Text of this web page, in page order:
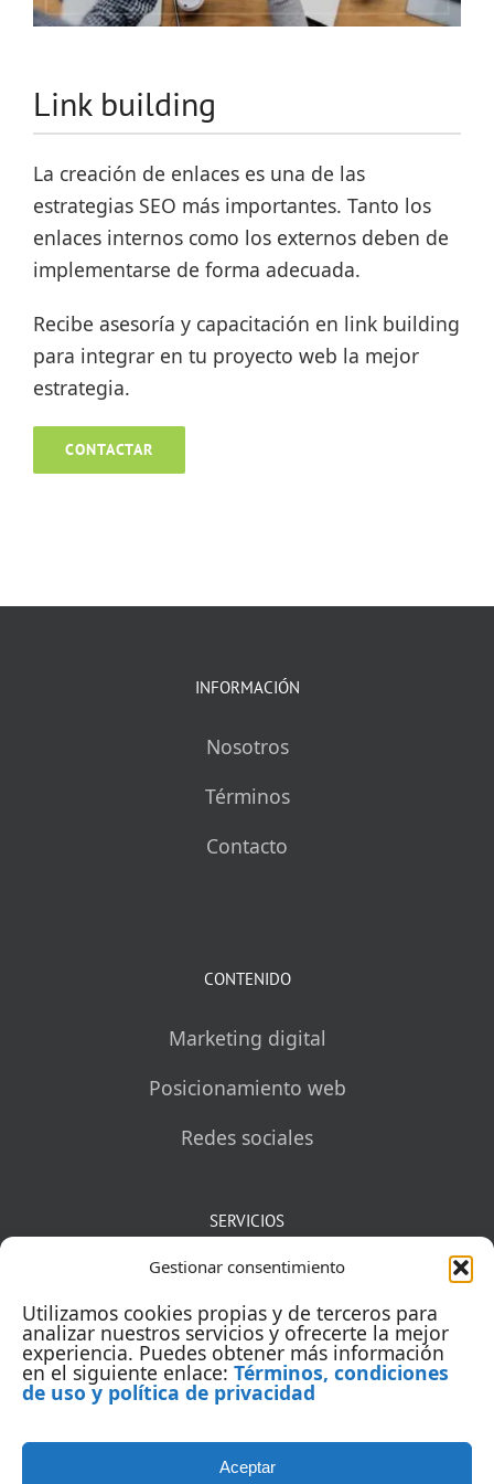
Gestionar consentimiento
Utilizamos cookies propias y de terceros para
analizar nuestros servicios y ofrecerte la mejor
experiencia. Puedes obtener más información
en el siguiente enlace: Términos, condiciones
de uso y política de privacidad
Aceptar
Link building
La creación de enlaces es una de las
estrategias SEO más importantes. Tanto los
enlaces internos como los externos deben de
implementarse de forma adecuada.
Recibe asesoría y capacitación en link building
para integrar en tu proyecto web la mejor
estrategia.
CONTACTAR
INFORMACIÓN
Nosotros
Términos
Contacto
CONTENIDO
Marketing digital
Posicionamiento web
Redes sociales
SERVICIOS
Mentorías
Auditorías
Capacitación